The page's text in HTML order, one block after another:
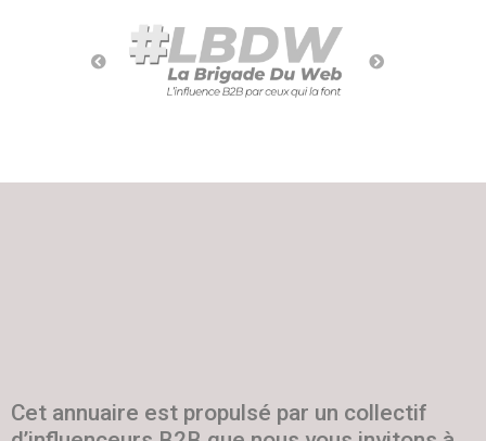
Cet annuaire est propulsé par un collectif